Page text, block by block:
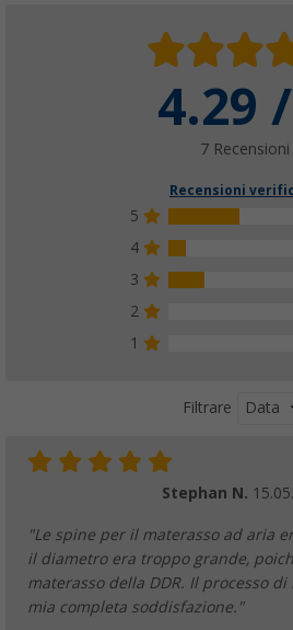
4.29
7 Recensioni
Recensioni
5
4
3
2
1
Filtrare Data
Stephan N.
"Le spine per il materasso ad aria
il diametro era troppo grande,
materasso della DDR. Il processo
mia completa soddisfazione."